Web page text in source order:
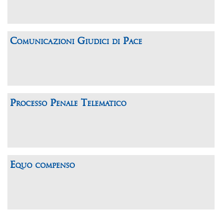
Comunicazioni Giudici di Pace
Processo Penale Telematico
Equo compenso